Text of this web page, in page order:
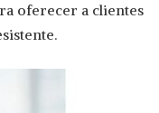
oferecer a clientes